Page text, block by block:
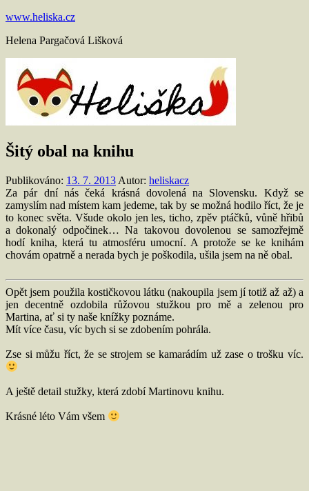
Přejít
obsahu
www.heliska.cz
Helena Pargačová Lišková
Šitý obal na knihu
Publikováno: 13. 7. 2013 Autor: heliskacz
Za pár dní nás čeká krásná dovolená na Slovensku. Když se
zamyslím nad místem kam jedeme, tak by se možná hodilo říct, že je
to konec světa. Všude okolo jen les, ticho, zpěv ptáčků, vůně hřibů
a dokonalý odpočinek… Na takovou dovolenou se samozřejmě
hodí kniha, která tu atmosféru umocní. A protože se ke knihám
chovám opatrně a nerada bych je poškodila, ušila jsem na ně obal.
Opět jsem použila kostičkovou látku (nakoupila jsem jí totiž až až) a
jen decentně ozdobila růžovou stužkou pro mě a zelenou pro
Martina, ať si ty naše knížky poznáme.
Mít více času, víc bych si se zdobením pohrála.
Zse si můžu říct, že se strojem se kamarádím už zase o trošku víc.
A ještě detail stužky, která zdobí Martinovu knihu.
Krásné léto Vám všem